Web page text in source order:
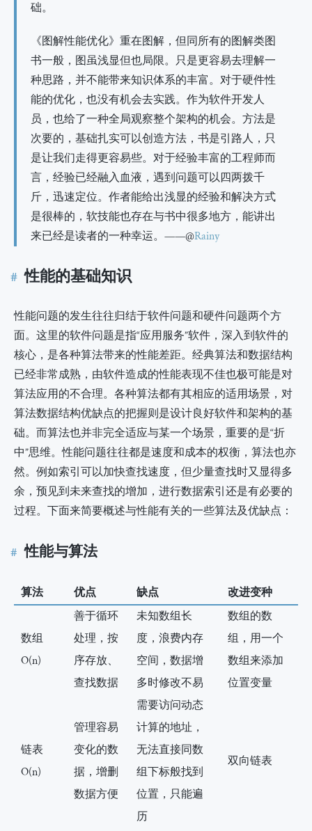
础。
《图解性能优化》重在图解，但同所有的图解类图
书一般，图虽浅显但也局限。只是更容易去理解一
种思路，并不能带来知识体系的丰富。对于硬件性
能的优化，也没有机会去实践。作为软件开发人
员，也给了一种全局观察整个架构的机会。方法是
次要的，基础扎实可以创造方法，书是引路人，只
是让我们走得更容易些。对于经验丰富的工程师而
言，经验已经融入血液，遇到问题可以四两拨千
斤，迅速定位。作者能给出浅显的经验和解决方式
是很棒的，软技能也存在与书中很多地方，能讲出
来已经是读者的一种幸运。——@Rainy
性能的基础知识
性能问题的发生往往归结于软件问题和硬件问题两个方
面。这里的软件问题是指“应用服务”软件，深入到软件的
核心，是各种算法带来的性能差距。经典算法和数据结构
已经非常成熟，由软件造成的性能表现不佳也极可能是对
算法应用的不合理。各种算法都有其相应的适用场景，对
算法数据结构优缺点的把握则是设计良好软件和架构的基
础。而算法也并非完全适应与某一个场景，重要的是“折
中”思维。性能问题往往都是速度和成本的权衡，算法也亦
然。例如索引可以加快查找速度，但少量查找时又显得多
余，预见到未来查找的增加，进行数据索引还是有必要的
过程。下面来简要概述与性能有关的一些算法及优缺点：
性能与算法
算法 优点 缺点 改进变种
数组
O(n)
善于循环
处理，按
序存放、
查找数据
未知数组长
度，浪费内存
空间，数据增
多时修改不易
数组的数
组，用一个
数组来添加
位置变量
链表
O(n)
管理容易
变化的数
据，增删
数据方便
需要访问动态
计算的地址，
无法直接同数
组下标般找到
位置，只能遍
历
双向链表